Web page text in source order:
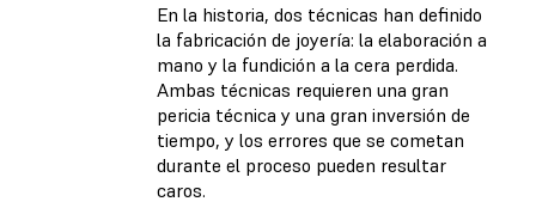
En la historia, dos técnicas han definido
la fabricación de joyería: la elaboración a
mano y la fundición a la cera perdida.
Ambas técnicas requieren una gran
pericia técnica y una gran inversión de
tiempo, y los errores que se cometan
durante el proceso pueden resultar
caros.